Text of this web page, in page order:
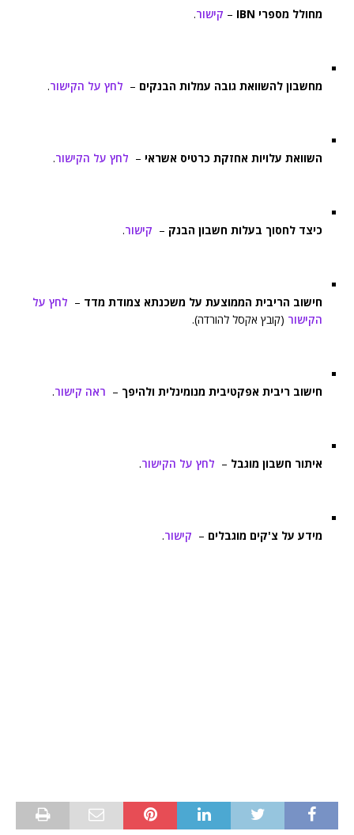
מחולל מספרי IBN – קישור.
מחשבון להשוואת גובה עמלות הבנקים – לחץ על הקישור.
השוואת עלויות אחזקת כרטיס אשראי – לחץ על הקישור.
כיצד לחסוך בעלות חשבון הבנק – קישור.
חישוב הריבית הממוצעת על משכנתא צמודת מדד – לחץ על
הקישור (קובץ אקסל להורדה).
חישוב ריבית אפקטיבית מנומינלית ולהיפך – ראה קישור.
איתור חשבון מוגבל – לחץ על הקישור.
מידע על צ'קים מוגבלים – קישור.